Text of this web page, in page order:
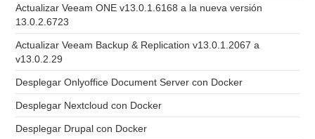
Actualizar Veeam ONE v13.0.1.6168 a la nueva versión
13.0.2.6723
Actualizar Veeam Backup & Replication v13.0.1.2067 a
v13.0.2.29
Desplegar Onlyoffice Document Server con Docker
Desplegar Nextcloud con Docker
Desplegar Drupal con Docker